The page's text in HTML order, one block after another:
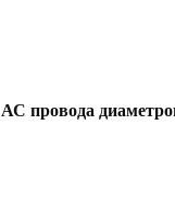
провода